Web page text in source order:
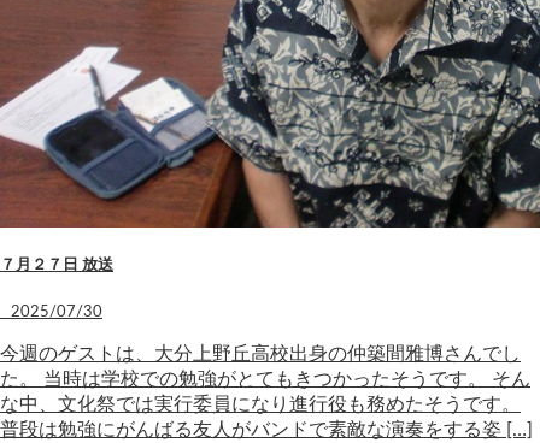
７月２７日 放送
2025/07/30
今週のゲストは、大分上野丘高校出身の仲築間雅博さんでし
た。 当時は学校での勉強がとてもきつかったそうです。 そん
な中、文化祭では実行委員になり進行役も務めたそうです。
普段は勉強にがんばる友人がバンドで素敵な演奏をする姿 […]